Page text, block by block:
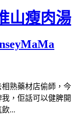
山瘦肉湯
熟藥材店偷師，今
，佢話可以健脾開
...